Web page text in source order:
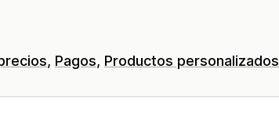
Pagos Productos personalizados